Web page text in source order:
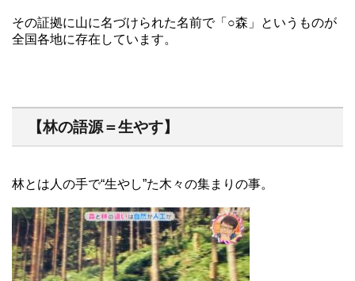
その証拠に山に名づけられた名前で「○森」というものが
全国各地に存在しています。
【林の語源＝生やす】
林とは人の手で“生やし”た木々の集まりの事。